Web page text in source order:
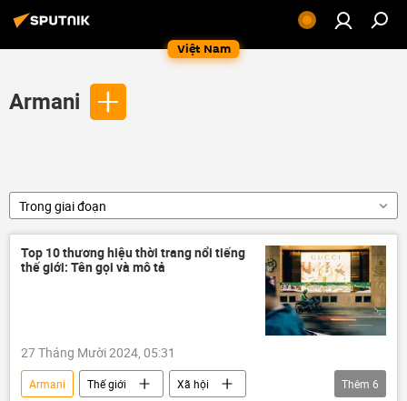
Việt Nam
Armani
Trong giai đoạn
Top 10 thương hiệu thời trang nổi tiếng
thế giới: Tên gọi và mô tả
27 Tháng Mười 2024, 05:31
Armani Thế giới
Xã hội
Thêm 6